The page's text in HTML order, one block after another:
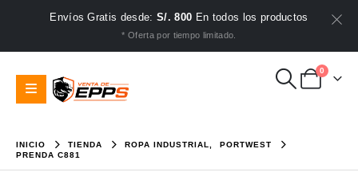
Envíos Gratis desde:S/. 800 En todos los productos
* Oferta por tiempo limitado.
0
INICIO TIENDA ROPA INDUSTRIAL
PORTWEST
PRENDA C881